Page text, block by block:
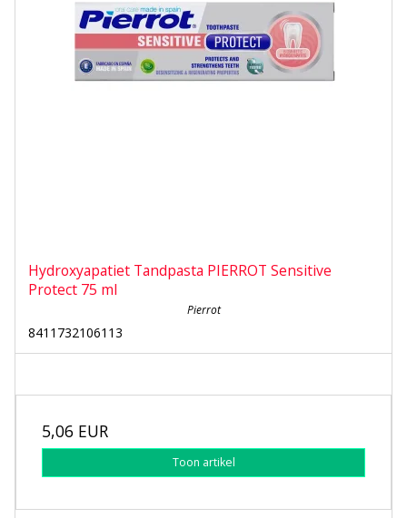
Hydroxyapatiet Tandpasta PIERROT Sensitive
Protect 75 ml
Pierrot
8411732106113
5,06 EUR
Toon artikel